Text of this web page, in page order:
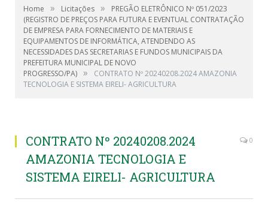
Home » Licitações »
PREGÃO ELETRÔNICO Nº 051/2023
(REGISTRO DE PREÇOS PARA FUTURA E EVENTUAL CONTRATAÇÃO
DE EMPRESA PARA FORNECIMENTO DE MATERIAIS E
EQUIPAMENTOS DE INFORMÁTICA, ATENDENDO AS
NECESSIDADES DAS SECRETARIAS E FUNDOS MUNICIPAIS DA
PREFEITURA MUNICIPAL DE NOVO
PROGRESSO/PA) »
CONTRATO Nº 20240208.2024 AMAZONIA
TECNOLOGIA E SISTEMA EIRELI- AGRICULTURA
CONTRATO Nº 20240208.2024
AMAZONIA TECNOLOGIA E
SISTEMA EIRELI- AGRICULTURA
0